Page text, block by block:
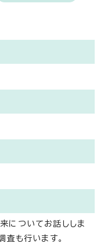
についてお話ししま
査も行います。